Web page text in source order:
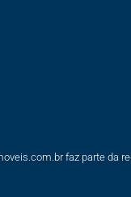
faz parte da